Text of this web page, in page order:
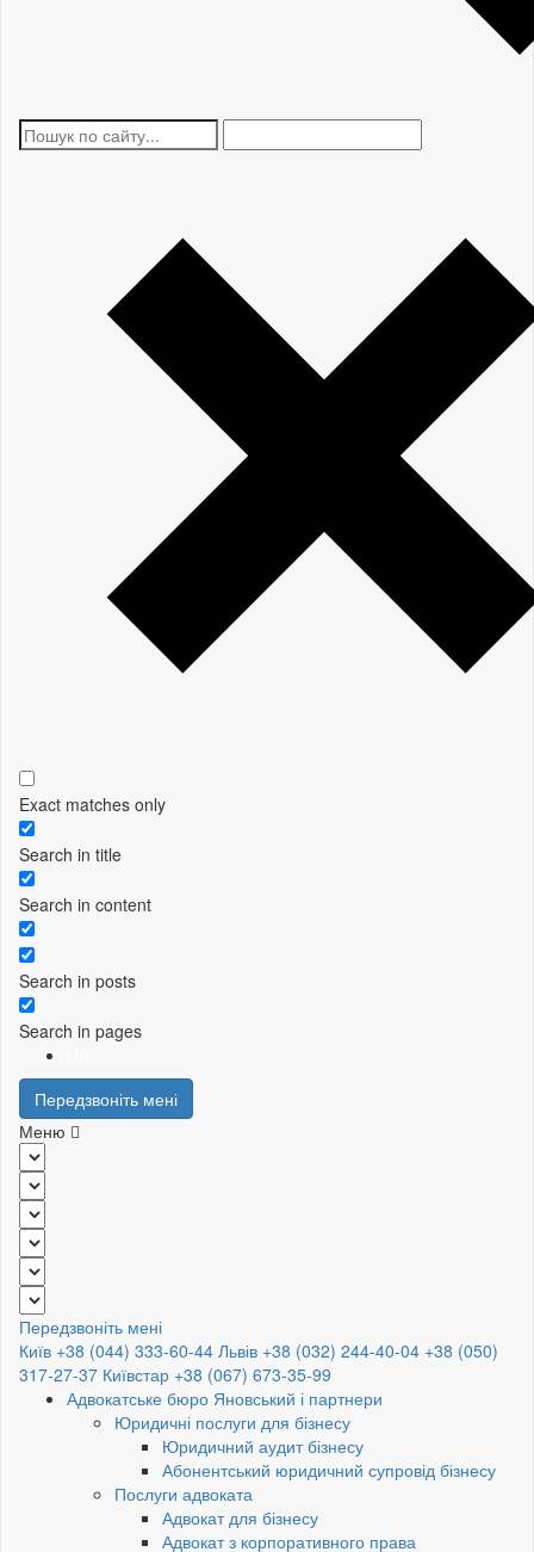
Exact matches only
Search in title
Search in content
Search in posts
Search in pages
Передзвоніть мені
Меню
Передзвоніть мені
Київ +38 (044) 333-60-44 Львів +38 (032) 244-40-04 +38 (050)
317-27-37 Київстар +38 (067) 673-35-99
Адвокатське бюро Яновський і партнери
Юридичні послуги для бізнесу
Юридичний аудит бізнесу
Абонентський юридичний супровід бізнесу
Послуги адвоката
Адвокат для бізнесу
Адвокат з корпоративного права